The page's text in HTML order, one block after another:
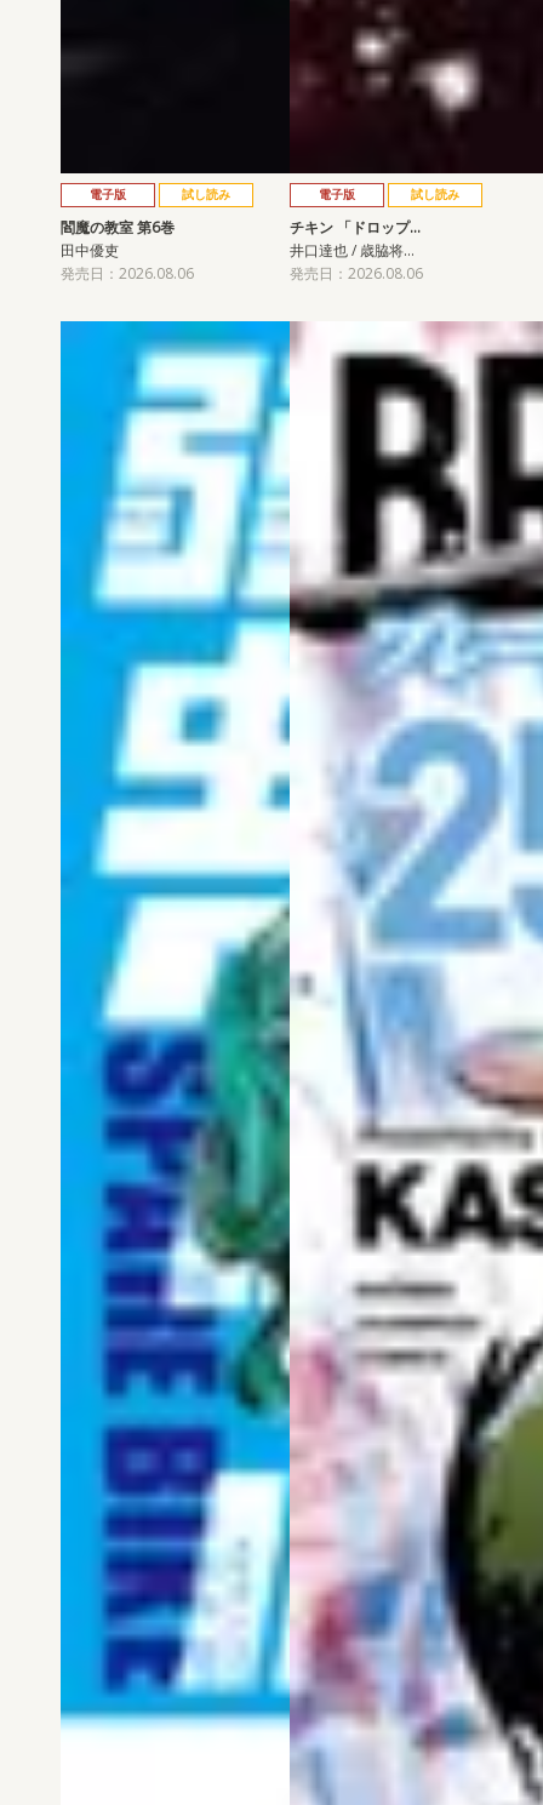
電子版 試し読み
閻魔の教室 第6巻
田中優吏
発売日：2026.08.06
電子版 試し読み
チキン 「ドロップ…
井口達也 / 歳脇将…
発売日：2026.08.06